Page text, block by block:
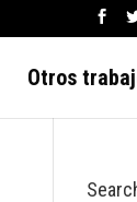
Otros